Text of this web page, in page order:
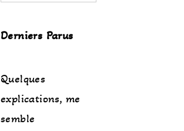
Derniers Parus
Quelques
explications, me
semble